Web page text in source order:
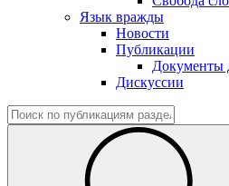
Язык вражды
Новости
Публикации
Документы
Дискуссии